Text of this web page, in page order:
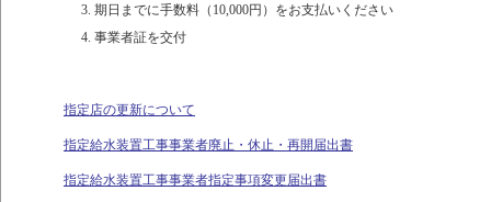
期日までに手数料（10,000円）をお支払いください
事業者証を交付
指定店の更新について
指定給水装置工事事業者廃止・休止・再開届出書
指定給水装置工事事業者指定事項変更届出書